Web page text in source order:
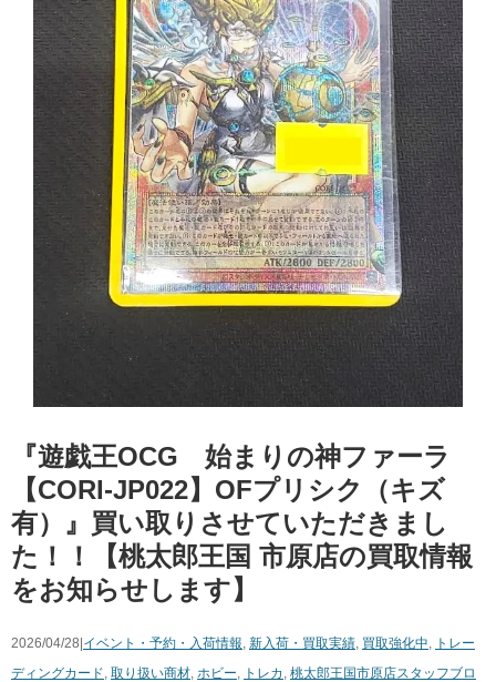
『遊戯王OCG 始まりの神ファーラ
【CORI-JP022】OFプリシク（キズ
有）』買い取りさせていただきまし
た！！【桃太郎王国 市原店の買取情報
をお知らせします】
2026/04/28|イベント・予約・入荷情報 新入荷・買取実績 買取強化中
トレー
ディングカード 取り扱い商材 ホビー トレカ 桃太郎王国市原店スタッフブロ